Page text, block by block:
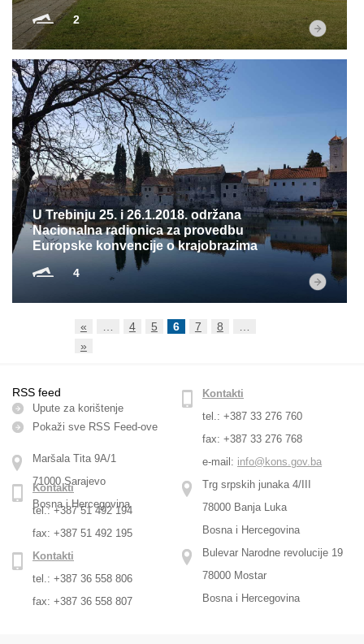
2
U Trebinju 25. i 26.1.2018. održana
Nacionalna radionica za provedbu
Europske konvencije o krajobrazima
4
« 4 5 6 7 8
»
RSS feed
Upute za korištenje
Pokaži sve RSS Feed-оve
Maršala Tita 9A/1
71000 Sarajevo
Bosna i Hercegovina
Kontakti
tel.: +387 33 276 760
fax: +387 33 276 768
e-mail: info@kons.gov.ba
Trg srpskih junaka 4/III
78000 Banja Luka
Bosna i Hercegovina
Kontakti
tel.: +387 51 492 194
fax: +387 51 492 195
Bulevar Narodne revolucije 19
78000 Mostar
Bosna i Hercegovina
Kontakti
tel.: +387 36 558 806
fax: +387 36 558 807